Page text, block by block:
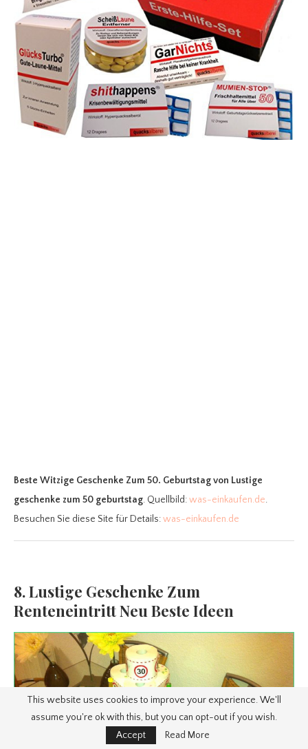
Beste Witzige Geschenke Zum 50. Geburtstagvon Lustige
geschenke zum 50 geburtstag. Quellbild:was-einkaufen.de.
Besuchen Sie diese Site für Details:was-einkaufen.de
8. Lustige Geschenke Zum
Renteneintritt Neu Beste Ideen
This website uses cookies to improve your experience. We'll
assume you're ok with this, but you can opt-out if you wish.
Accept
Read More